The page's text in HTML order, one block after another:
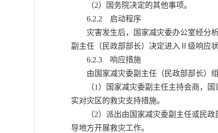
（2）国务院决定的其他事项。
6.2.2 启动程序
灾害发生后，国家减灾委办公室经分析
副主任（民政部部长）决定进入Ⅱ级响应
6.2.3 响应措施
由国家减灾委副主任（民政部部长）组
（1）国家减灾委副主任主持会商，国
实对灾区的救灾支持措施。
（2）派出由国家减灾委副主任或民政
导地方开展救灾工作。